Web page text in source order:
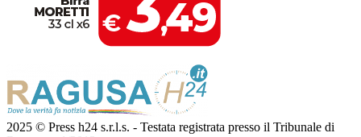
2025 © Press h24 s.r.l.s. - Testata registrata presso il Tribunale di